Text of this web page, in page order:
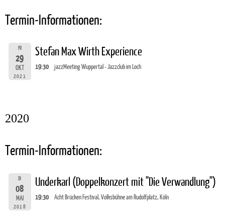
Termin-Informationen:
FR
29
OKT
2021
Stefan Max Wirth Experience
19:30 jazzMeeting Wuppertal - Jazzclub im Loch
2020
Termin-Informationen:
DI
08
MAI
2018
Underkarl (Doppelkonzert mit "Die Verwandlung")
19:30 Acht Brücken Festival, Volksbühne am Rudolfplatz, Köln